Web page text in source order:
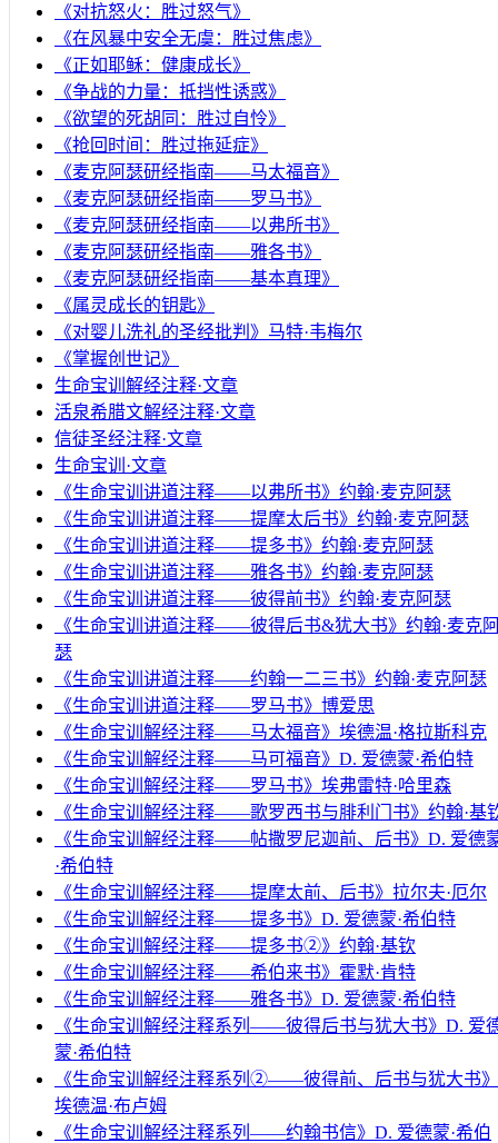
《对抗怒火：胜过怒气》
《在风暴中安全无虞：胜过焦虑》
《正如耶稣：健康成长》
《争战的力量：抵挡性诱惑》
《欲望的死胡同：胜过自怜》
《抢回时间：胜过拖延症》
《麦克阿瑟研经指南——马太福音》
《麦克阿瑟研经指南——罗马书》
《麦克阿瑟研经指南——以弗所书》
《麦克阿瑟研经指南——雅各书》
《麦克阿瑟研经指南——基本真理》
《属灵成长的钥匙》
《对婴儿洗礼的圣经批判》马特·韦梅尔
《掌握创世记》
生命宝训解经注释·文章
活泉希腊文解经注释·文章
信徒圣经注释·文章
生命宝训·文章
《生命宝训讲道注释——以弗所书》约翰·麦克阿瑟
《生命宝训讲道注释——提摩太后书》约翰·麦克阿瑟
《生命宝训讲道注释——提多书》约翰·麦克阿瑟
《生命宝训讲道注释——雅各书》约翰·麦克阿瑟
《生命宝训讲道注释——彼得前书》约翰·麦克阿瑟
《生命宝训讲道注释——彼得后书&犹大书》约翰·麦克
瑟
《生命宝训讲道注释——约翰一二三书》约翰·麦克阿瑟
《生命宝训讲道注释——罗马书》博爱思
《生命宝训解经注释——马太福音》埃德温·格拉斯科克
《生命宝训解经注释——马可福音》D. 爱德蒙·希伯特
《生命宝训解经注释——罗马书》埃弗雷特·哈里森
《生命宝训解经注释——歌罗西书与腓利门书》约翰·基
《生命宝训解经注释——帖撒罗尼迦前、后书》D. 爱德
·希伯特
《生命宝训解经注释——提摩太前、后书》拉尔夫·厄尔
《生命宝训解经注释——提多书》D. 爱德蒙·希伯特
《生命宝训解经注释——提多书②》约翰·基钦
《生命宝训解经注释——希伯来书》霍默·肯特
《生命宝训解经注释——雅各书》D. 爱德蒙·希伯特
《生命宝训解经注释系列——彼得后书与犹大书》D. 爱
蒙·希伯特
《生命宝训解经注释系列②——彼得前、后书与犹大书》
埃德温·布卢姆
《生命宝训解经注释系列——约翰书信》D. 爱德蒙·希伯